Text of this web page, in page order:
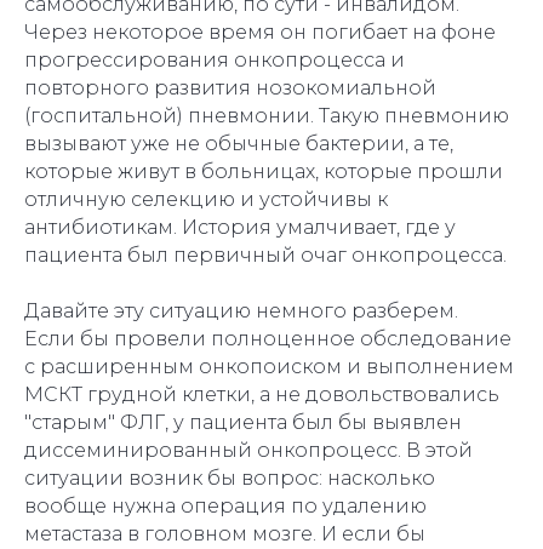
Через некоторое время он погибает на фоне
прогрессирования онкопроцесса и
повторного развития нозокомиальной
(госпитальной) пневмонии. Такую пневмонию
вызывают уже не обычные бактерии, а те,
которые живут в больницах, которые прошли
отличную селекцию и устойчивы к
антибиотикам. История умалчивает, где у
пациента был первичный очаг онкопроцесса.
Давайте эту ситуацию немного разберем.
Если бы провели полноценное обследование
с расширенным онкопоиском и выполнением
МСКТ грудной клетки, а не довольствовались
"старым" ФЛГ, у пациента был бы выявлен
диссеминированный онкопроцесс. В этой
ситуации возник бы вопрос: насколько
вообще нужна операция по удалению
метастаза в головном мозге. И если бы